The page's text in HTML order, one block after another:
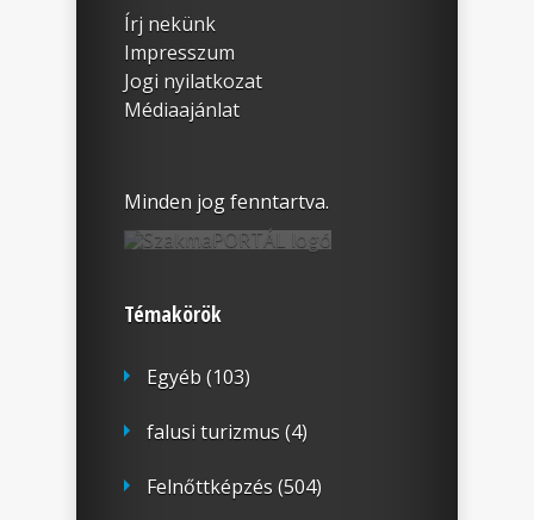
Írj nekünk
Impresszum
Jogi nyilatkozat
Médiaajánlat
Minden jog fenntartva.
Témakörök
Egyéb (103)
falusi turizmus (4)
Felnőttképzés (504)